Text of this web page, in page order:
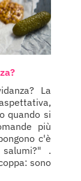
La
quando si
più
c'è
.
sono